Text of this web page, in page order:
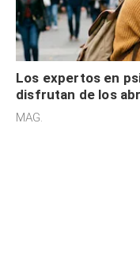
Los expertos en
disfrutan de los
sensibilidad a los
MAG.